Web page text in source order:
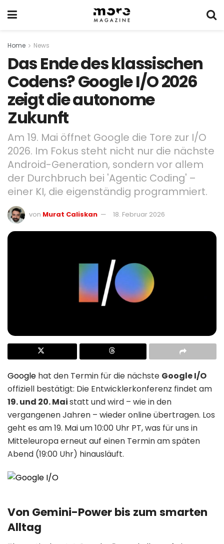
Home News
Das Ende des klassischen
Codens? Google I/O 2026
zeigt die autonome
Zukunft
Am 19. Mai öffnet Google die Tore zur I/O
2026. Im Fokus steht nicht nur die nächste
Android-Generation, sondern vor allem
der Durchbruch bei 'Agentic Coding' –
einer KI, die eigenständig programmiert.
von Murat Caliskan 18. Februar 2026
Google hat den Termin für die nächste Google I/O
offiziell bestätigt: Die Entwicklerkonferenz findet am
19. und 20. Maistatt und wird – wie in den
vergangenen Jahren – wieder online übertragen. Los
geht es am 19. Mai um 10:00 Uhr PT, was für uns in
Mitteleuropa erneut auf einen Termin am späten
Abend (19:00 Uhr) hinausläuft.
Von Gemini-Power bis zum smarten
Alltag